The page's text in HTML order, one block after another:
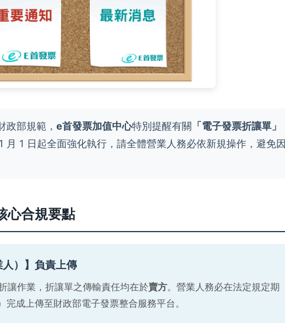
政部規範，e首發票加值中心特別提醒有關 「電子發票折讓單」
月 1 日起全面強化執行，請全體營業人務必依新規操作，避免因
心合規要點
人）】負責上傳
讓作業，折讓單之傳輸責任均在於賣方。營業人務必在法定規定期
完成上傳至財政部電子發票整合服務平台。